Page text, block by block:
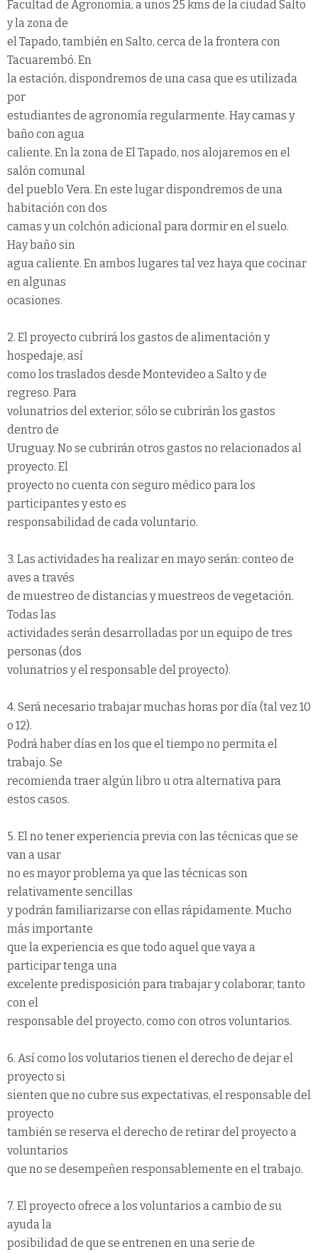
Facultad de Agronomía, a unos 25 kms de la ciudad Salto
y la zona de
el Tapado, también en Salto, cerca de la frontera con
Tacuarembó. En
la estación, dispondremos de una casa que es utilizada
por
estudiantes de agronomía regularmente. Hay camas y
baño con agua
caliente. En la zona de El Tapado, nos alojaremos en el
salón comunal
del pueblo Vera. En este lugar dispondremos de una
habitación con dos
camas y un colchón adicional para dormir en el suelo.
Hay baño sin
agua caliente. En ambos lugares tal vez haya que cocinar
en algunas
ocasiones.
2. El proyecto cubrirá los gastos de alimentación y
hospedaje, así
como los traslados desde Montevideo a Salto y de
regreso. Para
volunatrios del exterior, sólo se cubrirán los gastos
dentro de
Uruguay. No se cubrirán otros gastos no relacionados al
proyecto. El
proyecto no cuenta con seguro médico para los
participantes y esto es
responsabilidad de cada voluntario.
3. Las actividades ha realizar en mayo serán: conteo de
aves a través
de muestreo de distancias y muestreos de vegetación.
Todas las
actividades serán desarrolladas por un equipo de tres
personas (dos
volunatrios y el responsable del proyecto).
4. Será necesario trabajar muchas horas por día (tal vez 10
o 12).
Podrá haber días en los que el tiempo no permita el
trabajo. Se
recomienda traer algún libro u otra alternativa para
estos casos.
5. El no tener experiencia previa con las técnicas que se
van a usar
no es mayor problema ya que las técnicas son
relativamente sencillas
y podrán familiarizarse con ellas rápidamente. Mucho
más importante
que la experiencia es que todo aquel que vaya a
participar tenga una
excelente predisposición para trabajar y colaborar, tanto
con el
responsable del proyecto, como con otros voluntarios.
6. Así como los volutarios tienen el derecho de dejar el
proyecto si
sienten que no cubre sus expectativas, el responsable del
proyecto
también se reserva el derecho de retirar del proyecto a
voluntarios
que no se desempeñen responsablemente en el trabajo.
7. El proyecto ofrece a los voluntarios a cambio de su
ayuda la
posibilidad de que se entrenen en una serie de